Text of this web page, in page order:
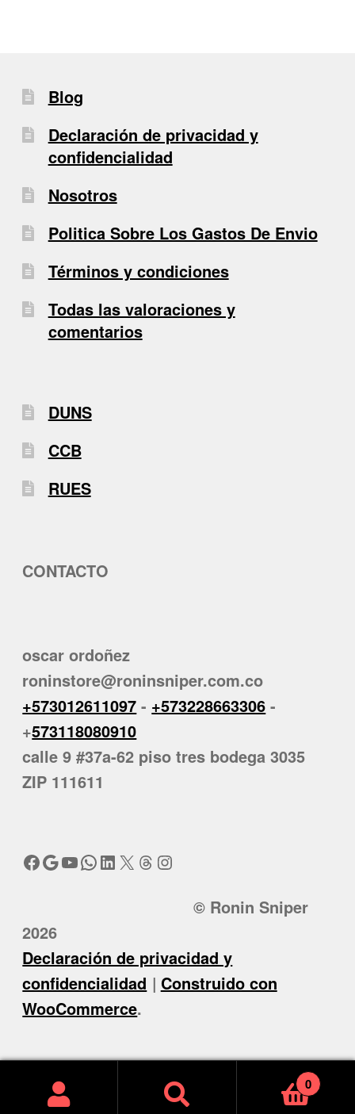
Blog
Declaración de privacidad y
confidencialidad
Nosotros
Politica Sobre Los Gastos De Envio
Términos y condiciones
Todas las valoraciones y
comentarios
DUNS
CCB
RUES
CONTACTO
oscar ordoñez
roninstore@roninsniper.com.co
+573012611097 - +573228663306 -
+573118080910
calle 9 #37a-62 piso tres bodega 3035
ZIP 111611
Facebook
Google
YouTube
WhatsApp
LinkedIn
X Threads
Instagram
© Ronin Sniper
2026
Declaración de privacidad y
confidencialidad
Construido con
WooCommerce.
0